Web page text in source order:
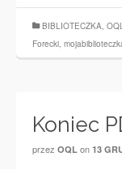
BIBLIOTECZKA,
Forecki,
Koniec
przez OQL on 13